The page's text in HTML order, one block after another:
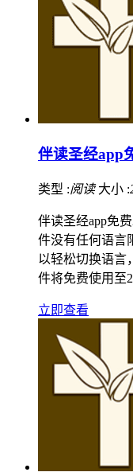
伴读圣经app
类型 :阅读 大小 :
伴读圣经app免
件没有任何语言
以轻松切换语言
件将免费使用至
立即查看